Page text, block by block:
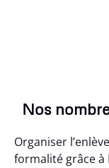
Nos
Organiser
formalité grâce à